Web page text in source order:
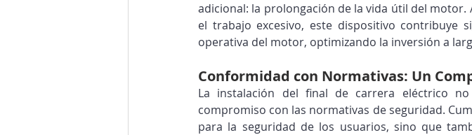
adicional: la prolongación de la vida útil del
el trabajo excesivo, este dispositivo contribuye
operativa del motor, optimizando la inversión a
Conformidad con Normativas: Un
La instalación del final de carrera eléctrico
compromiso con las normativas de seguridad.
para la seguridad de los usuarios, sino que